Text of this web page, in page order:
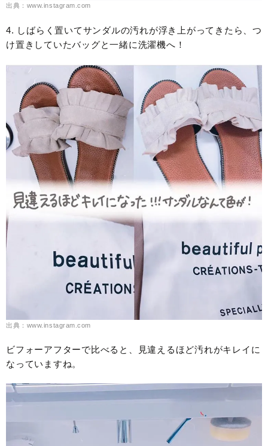
出典：www.instagram.com
4. しばらく置いてサンダルの汚れが浮き上がってきたら、つ
け置きしていたバッグと一緒に洗濯機へ！
出典：www.instagram.com
ビフォーアフターで比べると、見違えるほど汚れがキレイに
なっていますね。